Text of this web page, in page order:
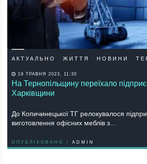
АКТУАЛЬНО ЖИТТЯ НОВИНИ
19 ТРАВНЯ 2023, 11:30
На Тернопільщину переїхало
Харківщини
До Копичинецької ТГ релокувалося
виготовлення офісних меблів з…
ОПУБЛІКОВАНО | ADMIN